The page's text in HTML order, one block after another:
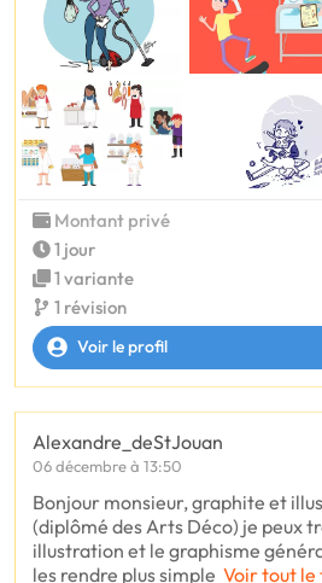
Montant privé
1 jour
1 variante
1 révision
Voir le profil
Alexandre_deStJouan
06 décembre à 13:50
Bonjour monsieur, graphite et
(diplômé des Arts Déco) je peux
illustration et le graphisme
les rendre plus simple Voir tout le